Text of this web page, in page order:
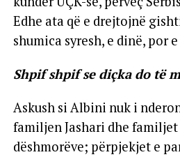
Edhe ata që e drejtojnë
shumica syresh, e dinë, por
Shpif shpif se diçka do të
Askush si Albini nuk i
familjen Jashari dhe
dëshmorëve; përpjekjet e